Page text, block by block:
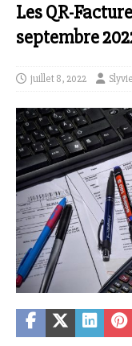
Les QR-
septembre
juillet 8, 2022